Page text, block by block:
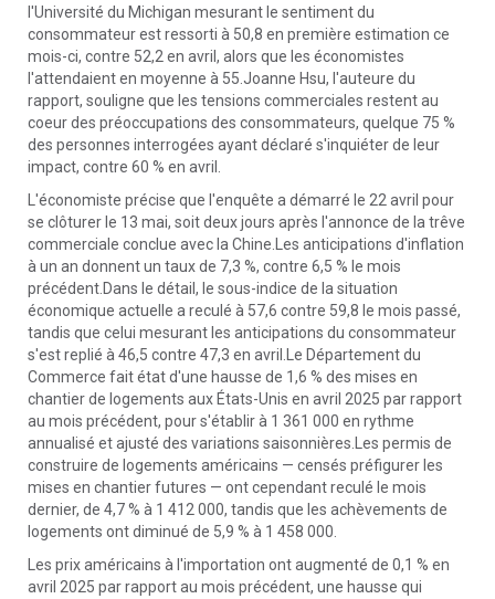
l'Université du Michigan mesurant le sentiment du
consommateur est ressorti à 50,8 en première estimation ce
mois-ci, contre 52,2 en avril, alors que les économistes
l'attendaient en moyenne à 55.Joanne Hsu, l'auteure du
rapport, souligne que les tensions commerciales restent au
coeur des préoccupations des consommateurs, quelque 75 %
des personnes interrogées ayant déclaré s'inquiéter de leur
impact, contre 60 % en avril.
L'économiste précise que l'enquête a démarré le 22 avril pour
se clôturer le 13 mai, soit deux jours après l'annonce de la trêve
commerciale conclue avec la Chine.Les anticipations d'inflation
à un an donnent un taux de 7,3 %, contre 6,5 % le mois
précédent.Dans le détail, le sous-indice de la situation
économique actuelle a reculé à 57,6 contre 59,8 le mois passé,
tandis que celui mesurant les anticipations du consommateur
s'est replié à 46,5 contre 47,3 en avril.Le Département du
Commerce fait état d'une hausse de 1,6 % des mises en
chantier de logements aux États-Unis en avril 2025 par rapport
au mois précédent, pour s'établir à 1 361 000 en rythme
annualisé et ajusté des variations saisonnières.Les permis de
construire de logements américains — censés préfigurer les
mises en chantier futures — ont cependant reculé le mois
dernier, de 4,7 % à 1 412 000, tandis que les achèvements de
logements ont diminué de 5,9 % à 1 458 000.
Les prix américains à l'importation ont augmenté de 0,1 % en
avril 2025 par rapport au mois précédent, une hausse qui